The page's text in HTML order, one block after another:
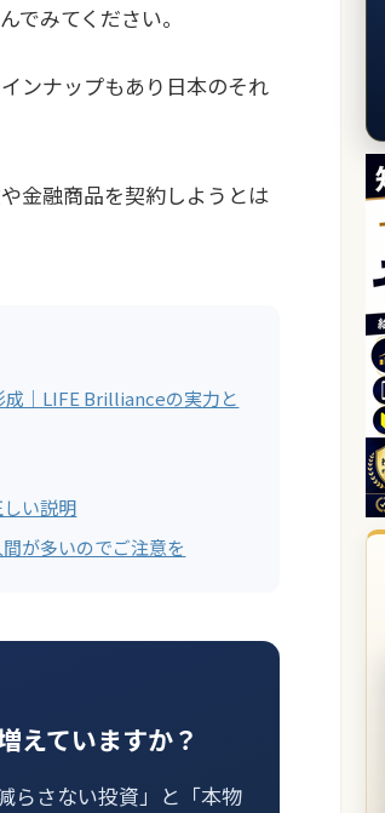
でみてください。
ンナップもあり日本のそれ
金融商品を契約しようとは
成｜LIFE Brillianceの実力と
い説明
が多いのでご注意を
えていますか？
らさない投資」と「本物